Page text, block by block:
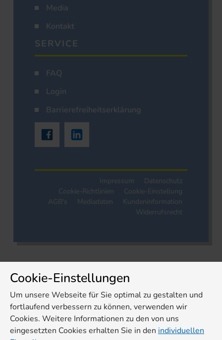
Media
Kontakt
SERVICE
FAQ
Login
Barrierefreiheitserklärung
Impressum
Datenschutz
Cookie-Richtlinien
Cookie-Einstellung
AGB's
Mediadaten
Kundeninformation
Widerrufsrecht
Cookie-Einstellungen
Um unsere Webseite für Sie optimal zu gestalten und
fortlaufend verbessern zu können, verwenden wir
Cookies. Weitere Informationen zu den von uns
eingesetzten Cookies erhalten Sie in den individuellen